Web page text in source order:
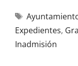
Expedientes,
Inadmisión